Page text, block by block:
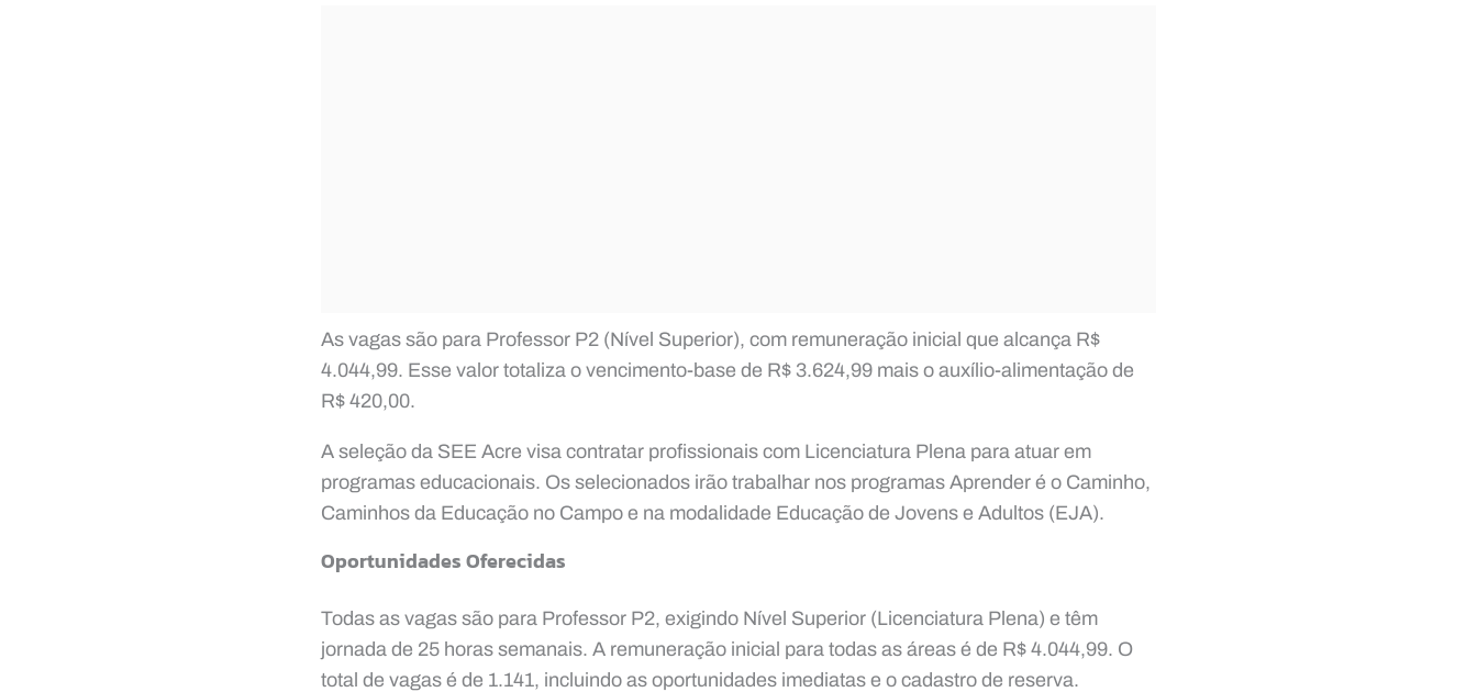
As vagas são para Professor P2 (Nível Superior), com remuneração inicial que alcança R$
4.044,99. Esse valor totaliza o vencimento-base de R$ 3.624,99 mais o auxílio-alimentação de
R$ 420,00.
A seleção da SEE Acre visa contratar profissionais com Licenciatura Plena para atuar em
programas educacionais. Os selecionados irão trabalhar nos programas Aprender é o Caminho,
Caminhos da Educação no Campo e na modalidade Educação de Jovens e Adultos (EJA).
Oportunidades Oferecidas
Todas as vagas são para Professor P2, exigindo Nível Superior (Licenciatura Plena) e têm
jornada de 25 horas semanais. A remuneração inicial para todas as áreas é de R$ 4.044,99. O
total de vagas é de 1.141, incluindo as oportunidades imediatas e o cadastro de reserva.